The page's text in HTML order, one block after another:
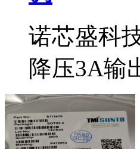
诺芯盛科
降压3A输